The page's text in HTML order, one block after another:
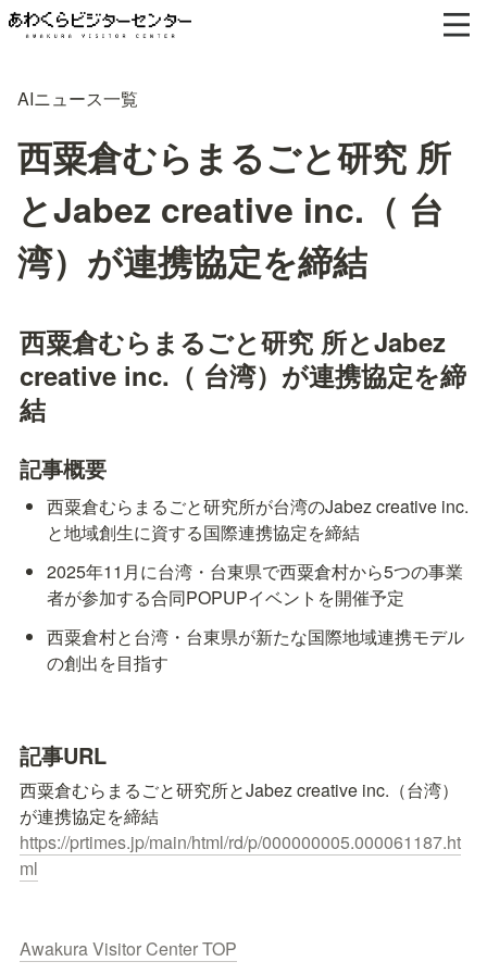
AIニュース一覧
西粟倉むらまるごと研究 所
とJabez creative inc.（ 台
湾）が連携協定を締結
西粟倉むらまるごと研究 所とJabez
creative inc.（ 台湾）が連携協定を締
結
記事概要
西粟倉むらまるごと研究所が台湾のJabez creative inc.
と地域創生に資する国際連携協定を締結
2025年11月に台湾・台東県で西粟倉村から5つの事業
者が参加する合同POPUPイベントを開催予定
西粟倉村と台湾・台東県が新たな国際地域連携モデル
の創出を目指す
記事URL
西粟倉むらまるごと研究所とJabez creative inc.（台湾）
https://prtimes.jp/main/html/rd/p/000000005.000061187.ht
ml
Awakura Visitor Center TOP